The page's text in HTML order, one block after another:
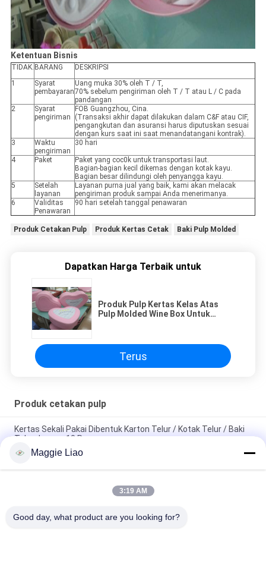
Ketentuan Bisnis
TIDAK. BARANG
DESKRIPSI
1
Syarat
pembayaran
Uang muka 30% oleh T / T,
70% sebelum pengiriman oleh T / T atau L / C pada
pandangan
2
Syarat
pengiriman
FOB Guangzhou, Cina.
(Transaksi akhir dapat dilakukan dalam C&F atau CIF,
pengangkutan dan asuransi harus diputuskan sesuai
dengan kurs saat ini saat menandatangani kontrak).
3
Waktu
pengiriman
30 hari
4 Paket
Paket yang coc0k untuk transportasi laut.
Bagian-bagian kecil dikemas dengan kotak kayu.
Bagian besar dilindungi oleh penyangga kayu.
5
Setelah
layanan
Layanan purna jual yang baik, kami akan melacak
pengiriman produk sampai Anda menerimanya.
6
Validitas
Penawaran
90 hari setelah tanggal penawaran
Produk Cetakan Pulp Produk Kertas Cetak Baki Pulp Molded
Dapatkan Harga Terbaik untuk
Produk Pulp Kertas Kelas Atas
Pulp Molded Wine Box Untuk
Terus
Produk cetakan pulp
Kertas Sekali Pakai Dibentuk Karton Telur / Kotak Telur / Baki
Telur dengan 10 Rongga
mendukung Straw / Wood pulp molds
Degradable Rectangular Paper Pulp Molded Products Baki
Maggie Liao
3:19 AM
Good day, what product are you looking for?